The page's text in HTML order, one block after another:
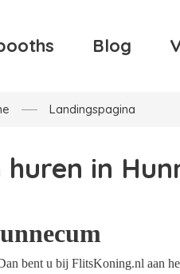
Blog
Landingspagina
in
bent u bij FlitsKoning.nl aan